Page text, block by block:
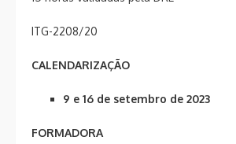
ITG-2208/20
CALENDARIZAÇÃO
9 e 16 de setembro de 2023
FORMADORA